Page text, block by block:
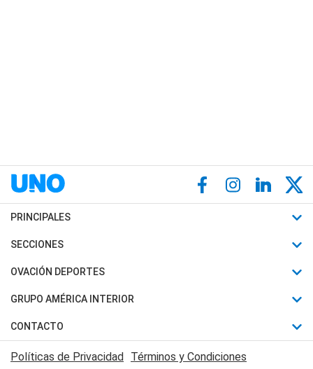
PRINCIPALES
Últimas Noticias
Política
Judiciales
Economia
SECCIONES
Horóscopo
Motores
Trucos caseros
Series y Películas
OVACIÓN DEPORTES
Fútbol
Mundial
Automovilismo
Rugby
GRUPO AMÉRICA INTERIOR
Canal 7 en Vivo
CONTACTO
Acerca de Nosotros
Políticas de Privacidad Términos y Condiciones